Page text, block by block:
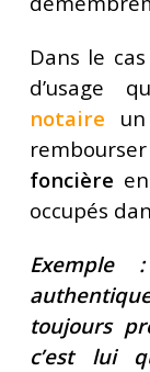
Dans le
d’usage
notaire
rembourser
foncière
occupés
toujours
c’est lui